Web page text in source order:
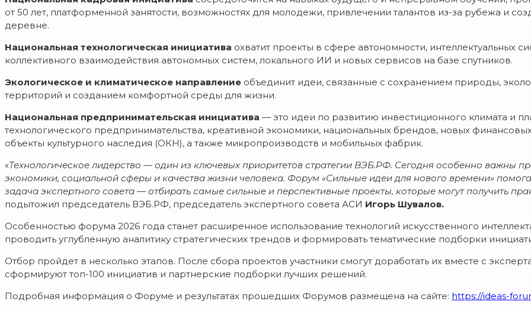
от 50 лет, платформенной занятости, возможностях для молодежи, привлечении талантов из-за рубежа и
деревне.
Национальная технологическая инициатива охватит проекты в сфере автономности, интеллектуальных
коллективного взаимодействия автономных систем, локального ИИ и новых сервисов на базе спутников.
Экологическое и климатическое направление объединит идеи, связанные с сохранением природы,
территорий и созданием комфортной среды для жизни.
Национальная предпринимательская инициатива — это идеи по развитию инвестиционного климата и
технологического предпринимательства, креативной экономики, национальных брендов, новых
объекты культурного наследия (ОКН), а также микропроизводств и мобильных фабрик.
«Технологическое лидерство — один из ключевых приоритетов стратегии ВЭБ.РФ. Сегодня особенно важны
экономики, социальной сферы и качества жизни человека. Форум «Сильные идеи для нового времени»
задача экспертного совета — отбирать самые сильные и перспективные проекты, которые могут получить
подытожил председатель ВЭБ.РФ, председатель экспертного совета АСИ Игорь Шувалов.
Особенностью форума 2026 года станет расширенное использование технологий искусственного
проводить углубленную аналитику стратегических трендов и формировать тематические подборки
Отбор пройдет в несколько этапов. После сбора проектов участники смогут доработать их вместе с
сформируют топ-100 инициатив и партнерские подборки лучших решений.
Подробная информация о Форуме и результатах прошедших Форумов размещена на сайте: https://ideas-